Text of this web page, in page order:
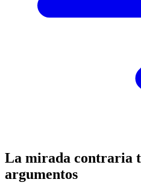
La mirada contraria
argumentos